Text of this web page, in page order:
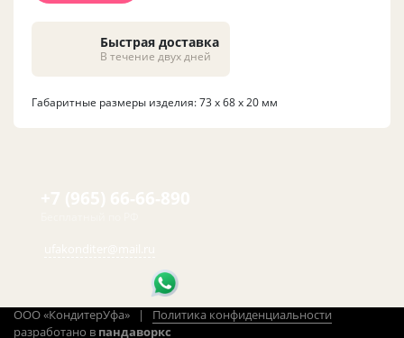
Быстрая доставка
В течение двух дней
Габаритные размеры изделия: 73 х 68 х 20 мм
ООО «КондитерУфа» | Политика конфиденциальности
разработано в пандаворкс